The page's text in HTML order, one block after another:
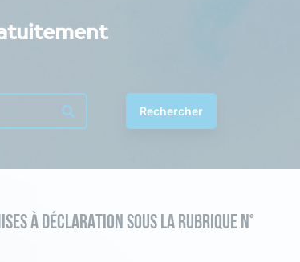
Rechercher
À DÉCLARATION SOUS LA RUBRIQUE N°